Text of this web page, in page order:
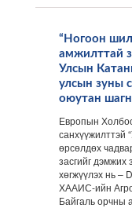
“Ногоон
амжилттай
Улсын
улсын зуны
оюутан
Европын
санхүүжилттэй
өрсөлдөх
засгийг дэмжих
хөгжүүлэх нь –
ХААИС-ийн
Байгаль орчны